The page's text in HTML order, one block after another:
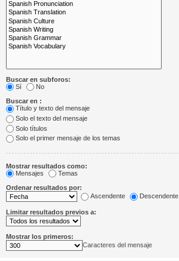
Buscar en subforos:
Sí
No
Buscar en :
Título y texto del mensaje
Solo el texto del mensaje
Solo títulos
Solo el primer mensaje de los temas
Mostrar resultados como:
Mensajes
Temas
Ordenar resultados por:
Ascendente
Descendente
Limitar resultados previos a:
Mostrar los primeros:
Caracteres del mensaje